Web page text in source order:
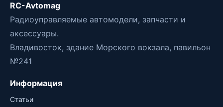
RC-Avtomag
Радиоуправляемые автомодели, запчасти и
аксессуары.
Владивосток, здание Морского вокзала, павильон
№241
Информация
Статьи